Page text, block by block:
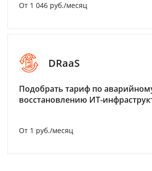
От 1 046 руб./месяц
DRaaS
Подобрать тариф по
восстановлению ИТ-
От 1 руб./месяц